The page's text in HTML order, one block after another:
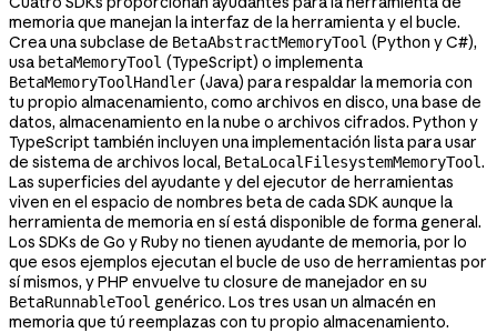
memoria que manejan la interfaz de la herramienta y el bucle.
Crea una subclase de BetaAbstractMemoryTool (Python y C#),
usa betaMemoryTool (TypeScript) o implementa
BetaMemoryToolHandler (Java) para respaldar la memoria con
tu propio almacenamiento, como archivos en disco, una base de
datos, almacenamiento en la nube o archivos cifrados. Python y
TypeScript también incluyen una implementación lista para usar
de sistema de archivos local, BetaLocalFilesystemMemoryTool.
Las superficies del ayudante y del ejecutor de herramientas
viven en el espacio de nombres beta de cada SDK aunque la
herramienta de memoria en sí está disponible de forma general.
Los SDKs de Go y Ruby no tienen ayudante de memoria, por lo
que esos ejemplos ejecutan el bucle de uso de herramientas por
sí mismos, y PHP envuelve tu closure de manejador en su
BetaRunnableTool genérico. Los tres usan un almacén en
memoria que tú reemplazas con tu propio almacenamiento.